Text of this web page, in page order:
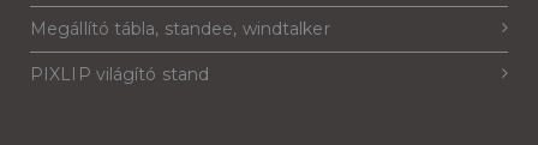
Megállító tábla, standee, windtalker
PIXLIP világító stand